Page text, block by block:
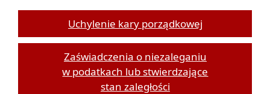
Uchylenie kary porządkowej
Zaświadczenia o niezaleganiu
w podatkach lub stwierdzające
stan zaległości